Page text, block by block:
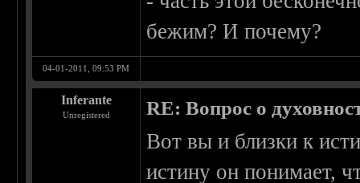
бежим? И почему?
04-01-2011, 09:53 PM
Inferante
Unregistered RE: Вопрос о
Вот вы и близки к
истину он понимает,